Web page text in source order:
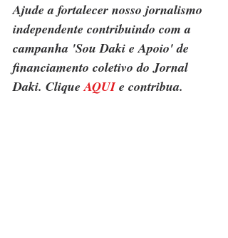
Ajude a fortalecer nosso jornalismo
independente contribuindo com a
campanha 'Sou Daki e Apoio' de
financiamento coletivo do Jornal
Daki. Clique AQUI e contribua.